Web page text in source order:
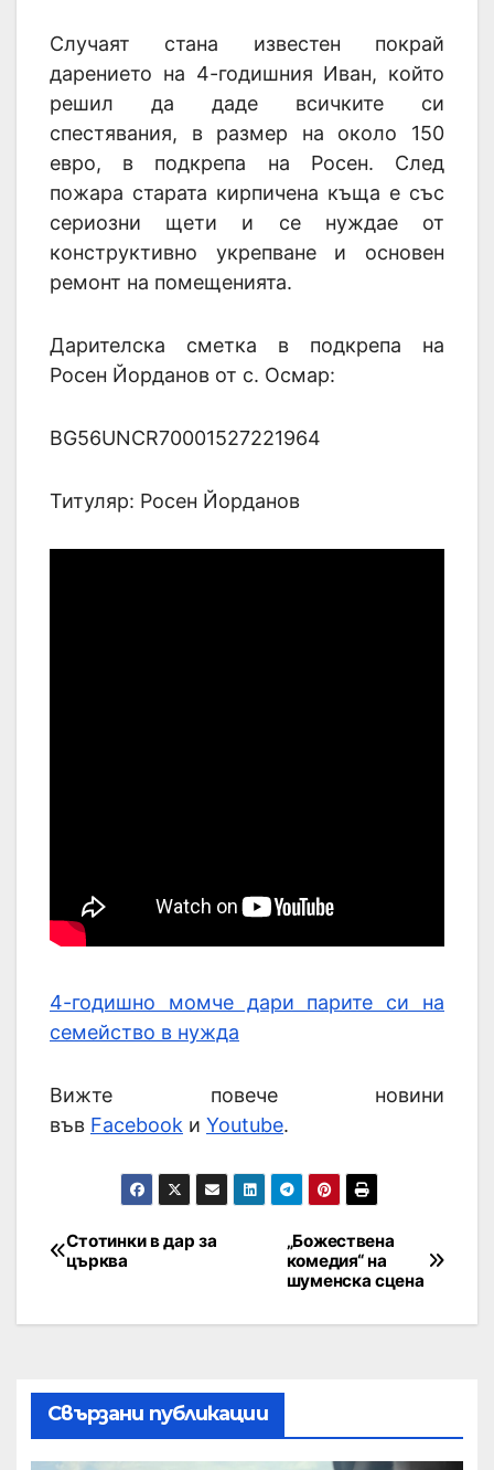
Случаят стана известен покрай
дарението на 4-годишния Иван, който
решил да даде всичките си
спестявания, в размер на около 150
евро, в подкрепа на Росен. След
пожара старата кирпичена къща е със
сериозни щети и се нуждае от
конструктивно укрепване и основен
ремонт на помещенията.
Дарителска сметка в подкрепа на
Росен Йорданов от с. Осмар:
BG56UNCR70001527221964
Титуляр: Росен Йорданов
4-годишно момче дари парите си на
семейство в нужда
Вижте повече новини
във Facebook и Youtube.
„Божествена
комедия“ на
шуменска сцена
Стотинки в дар за
църква
Свързани публикации